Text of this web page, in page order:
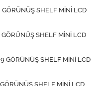
SHELF MİNİ LCD
SHELF MİNİ LCD
GÖRÜNÜŞ SHELF MİNİ LCD
SHELF MİNİ LCD